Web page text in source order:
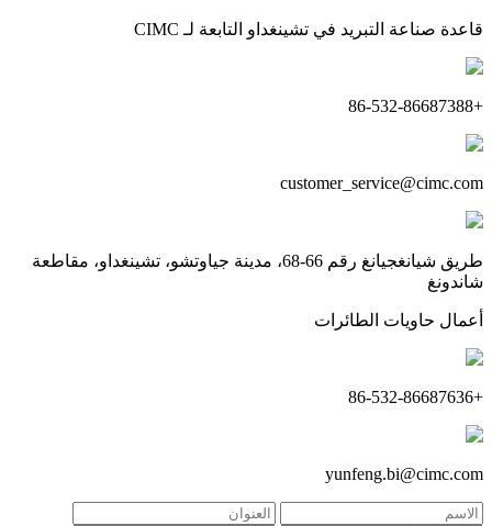
قاعدة صناعة التبريد في تشينغداو التابعة لـ CIMC
+86-532-86687388
customer_service@cimc.com
طريق شيانغجيانغ رقم 66-68، مدينة جياوتشو، تشينغداو، مقاطعة
شاندونغ
أعمال حاويات الطائرات
+86-532-86687636
yunfeng.bi@cimc.com